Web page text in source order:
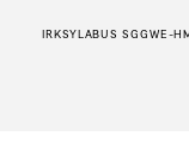
IRKSYLABUS SGGWE-